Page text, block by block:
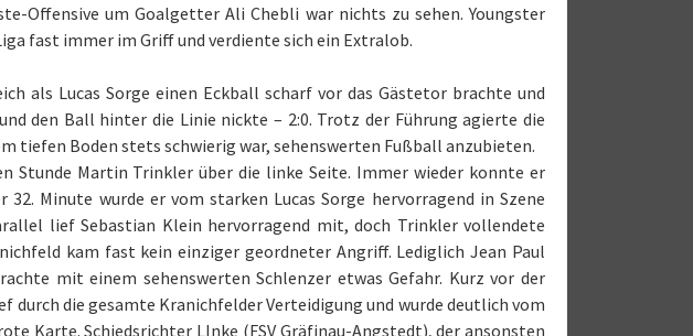
Offensive um Goalgetter Ali Chebli war nichts zu sehen. Youngster
fast immer im Griff und verdiente sich ein Extralob.
als Lucas Sorge einen Eckball scharf vor das Gästetor brachte und
den Ball hinter die Linie nickte – 2:0. Trotz der Führung agierte die
tiefen Boden stets schwierig war, sehenswerten Fußball anzubieten.
Stunde Martin Trinkler über die linke Seite. Immer wieder konnte er
Minute wurde er vom starken Lucas Sorge hervorragend in Szene
lief Sebastian Klein hervorragend mit, doch Trinkler vollendete
kam fast kein einziger geordneter Angriff. Lediglich Jean Paul
mit einem sehenswerten Schlenzer etwas Gefahr. Kurz vor der
durch die gesamte Kranichfelder Verteidigung und wurde deutlich vom
Karte. Schiedsrichter LInke (FSV Gräfinau-Angstedt), der ansonsten